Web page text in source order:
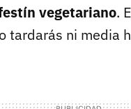
vegetariano.
tardarás ni media